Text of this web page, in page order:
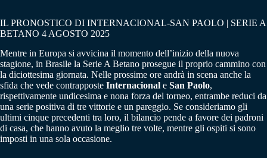
IL PRONOSTICO DI INTERNACIONAL-SAN PAOLO | SERIE A
BETANO 4 AGOSTO 2025
Mentre in Europa si avvicina il momento dell’inizio della nuova
stagione, in Brasile la Serie A Betano prosegue il proprio cammino con
la diciottesima giornata. Nelle prossime ore andrà in scena anche la
sfida che vede contrapposte Internacional e San Paolo,
rispettivamente undicesima e nona forza del torneo, entrambe reduci da
una serie positiva di tre vittorie e un pareggio. Se consideriamo gli
ultimi cinque precedenti tra loro, il bilancio pende a favore dei padroni
di casa, che hanno avuto la meglio tre volte, mentre gli ospiti si sono
imposti in una sola occasione.